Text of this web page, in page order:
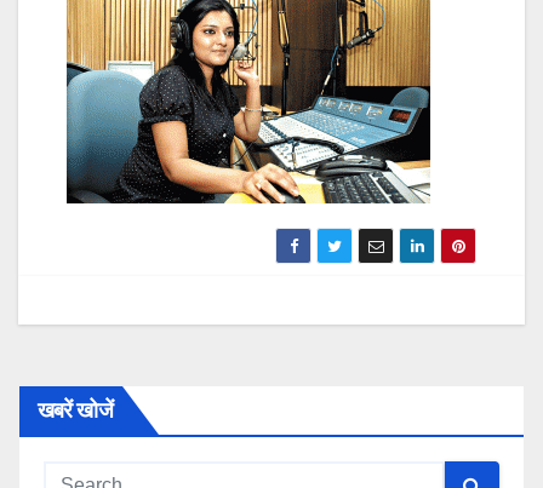
खबरें खोजें